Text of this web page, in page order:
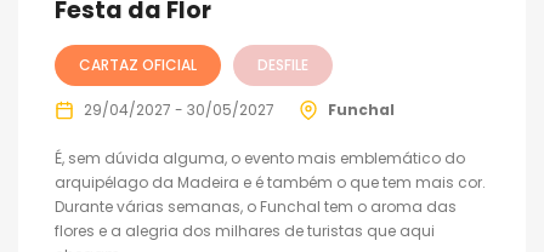
Festa da Flor
CARTAZ OFICIAL DESFILE
29/04/2027 - 30/05/2027 Funchal
É, sem dúvida alguma, o evento mais emblemático do
arquipélago da Madeira e é também o que tem mais cor.
Durante várias semanas, o Funchal tem o aroma das
flores e a alegria dos milhares de turistas que aqui